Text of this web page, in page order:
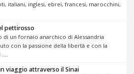
italiani, inglesi, ebrei, francesi, marocchini,
pettirosso
di un fornaio anarchico di Alessandria
con la passione della libertà e con la
viaggio attraverso il Sinai